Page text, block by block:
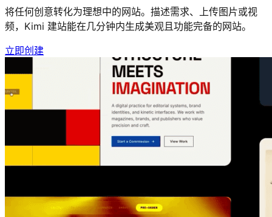
将任何创意转化为理想中的网站。描述需求、上传图片或视
频，Kimi 建站能在几分钟内生成美观且功能完备的网站。
立即创建